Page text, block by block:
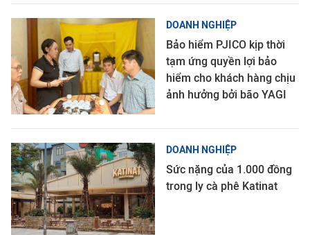
DOANH NGHIỆP
Bảo hiểm PJICO kịp thời
tạm ứng quyền lợi bảo
hiểm cho khách hàng chịu
ảnh hưởng bởi bão YAGI
DOANH NGHIỆP
Sức nặng của 1.000 đồng
trong ly cà phê Katinat